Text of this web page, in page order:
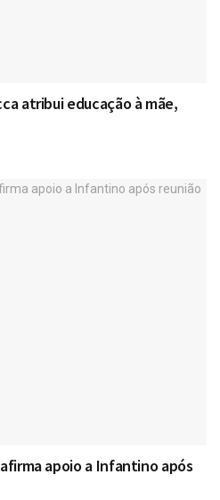
atribui educação à mãe,
apoio a Infantino após